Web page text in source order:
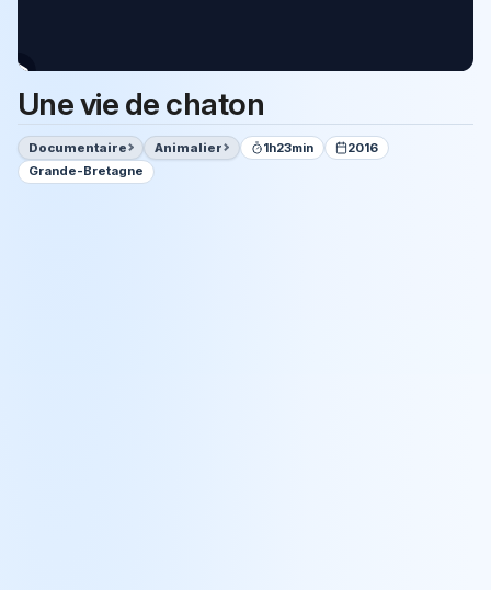
Une vie de chaton
Documentaire Animalier 1h23min
2016
Grande-Bretagne